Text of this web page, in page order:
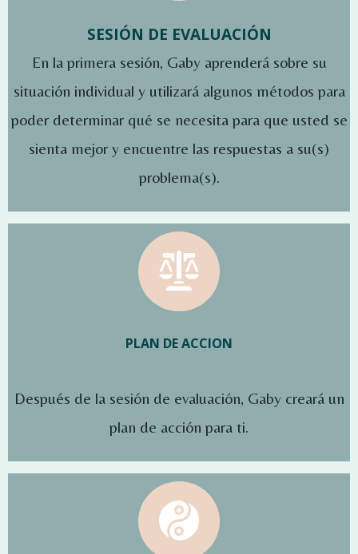
SESIÓN DE EVALUACIÓN
En la primera sesión, Gaby aprenderá sobre su
situación individual y utilizará algunos métodos para
poder determinar qué se necesita para que usted se
sienta mejor y encuentre las respuestas a su(s)
problema(s).
PLAN DE ACCION
Después de la sesión de evaluación, Gaby creará un
plan de acción para ti.